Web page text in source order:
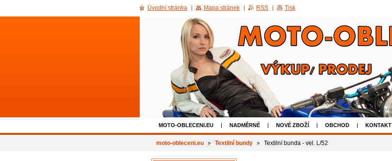
MOTO-OBLECENI.EU NADMĚRNÉ NOVÉ ZBOŽÍ OBCHOD KONTAKT
500KC_SLEVA AKCE 50% SLEVA NA POUŽITÉ BOTY
moto-obleceni.eu Textilní bundy Textilní bunda - vel. L/52
Úvodní stránka Mapa stránek RSS Tisk